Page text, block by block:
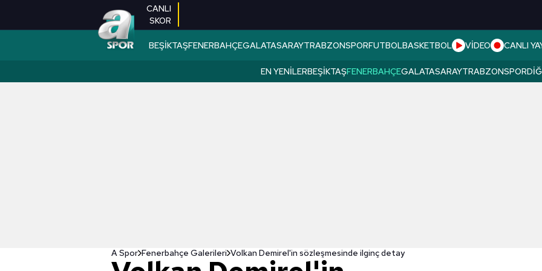
CANLI
SKOR
BEŞİKTAŞFENERBAHÇEGALATASARAYTRABZONSPORFUTBOLBASKETBOL VİDEO CANLI
EN YENILERBEŞIKTAŞFENERBAHÇEGALATASARAYTRABZONSPOR
A Spor Fenerbahçe Galerileri Volkan Demirel'in sözleşmesinde ilginç detay